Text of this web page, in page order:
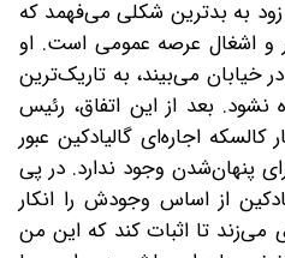
به بدترین شکلی می‌فهمد که
و اشغال عرصه عمومی است. او
خیابان می‌بیند، به تاریک‌ترین
بعد از این اتفاق، رئیس
کالسکه اجاره‌ای گالیادکین عبور
پنهان‌شدن وجود ندارد. در پی
از اساس وجودش را انکار
تا اثبات کند که این من